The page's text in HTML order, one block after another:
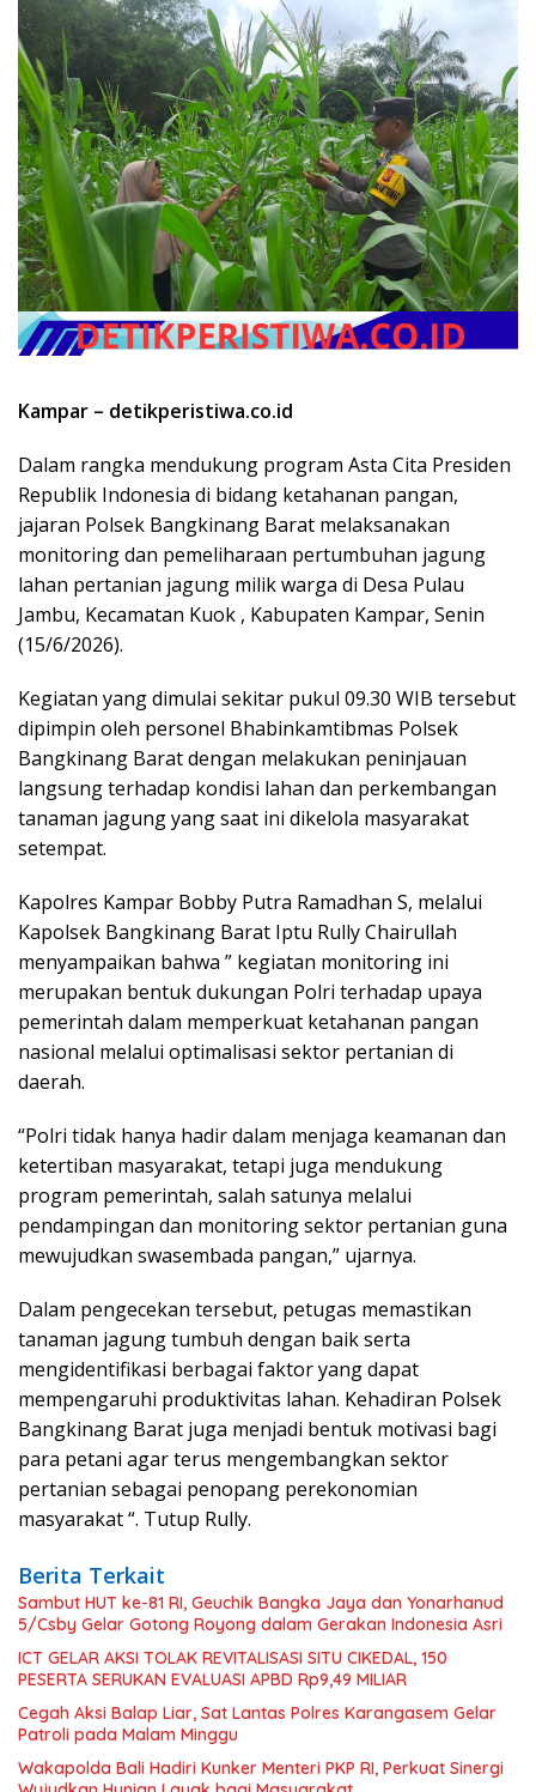
Kampar – detikperistiwa.co.id
Dalam rangka mendukung program Asta Cita Presiden
Republik Indonesia di bidang ketahanan pangan,
jajaran Polsek Bangkinang Barat melaksanakan
monitoring dan pemeliharaan pertumbuhan jagung
lahan pertanian jagung milik warga di Desa Pulau
Jambu, Kecamatan Kuok , Kabupaten Kampar, Senin
(15/6/2026).
Kegiatan yang dimulai sekitar pukul 09.30 WIB tersebut
dipimpin oleh personel Bhabinkamtibmas Polsek
Bangkinang Barat dengan melakukan peninjauan
langsung terhadap kondisi lahan dan perkembangan
tanaman jagung yang saat ini dikelola masyarakat
setempat.
Kapolres Kampar Bobby Putra Ramadhan S, melalui
Kapolsek Bangkinang Barat Iptu Rully Chairullah
menyampaikan bahwa ” kegiatan monitoring ini
merupakan bentuk dukungan Polri terhadap upaya
pemerintah dalam memperkuat ketahanan pangan
nasional melalui optimalisasi sektor pertanian di
daerah.
“Polri tidak hanya hadir dalam menjaga keamanan dan
ketertiban masyarakat, tetapi juga mendukung
program pemerintah, salah satunya melalui
pendampingan dan monitoring sektor pertanian guna
mewujudkan swasembada pangan,” ujarnya.
Dalam pengecekan tersebut, petugas memastikan
tanaman jagung tumbuh dengan baik serta
mengidentifikasi berbagai faktor yang dapat
mempengaruhi produktivitas lahan. Kehadiran Polsek
Bangkinang Barat juga menjadi bentuk motivasi bagi
para petani agar terus mengembangkan sektor
pertanian sebagai penopang perekonomian
masyarakat “. Tutup Rully.
Berita Terkait
Sambut HUT ke-81 RI, Geuchik Bangka Jaya dan Yonarhanud
5/Csby Gelar Gotong Royong dalam Gerakan Indonesia Asri
ICT GELAR AKSI TOLAK REVITALISASI SITU CIKEDAL, 150
PESERTA SERUKAN EVALUASI APBD Rp9,49 MILIAR
Cegah Aksi Balap Liar, Sat Lantas Polres Karangasem Gelar
Patroli pada Malam Minggu
Wakapolda Bali Hadiri Kunker Menteri PKP RI, Perkuat Sinergi